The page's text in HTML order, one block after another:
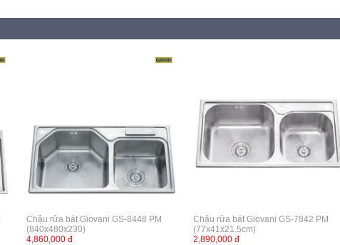
Chậu rửa bát Giovani GS-8448 PM
(840x480x230)
4,860,000 đ
Chậu rửa bát Giovani GS-7842 PM
(77x41x21.5cm)
2,890,000 đ